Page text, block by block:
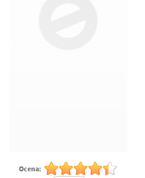
Ocena: